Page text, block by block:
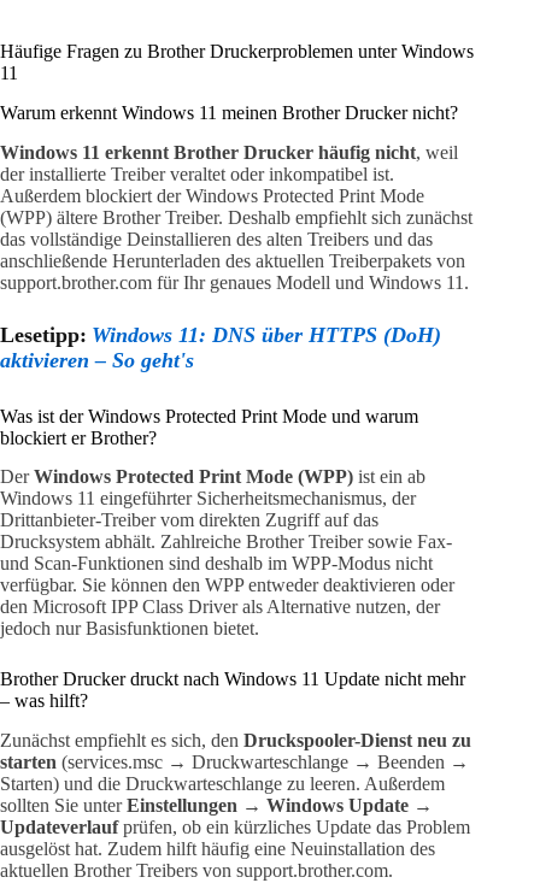
Häufige Fragen zu Brother Druckerproblemen unter Windows
11
Warum erkennt Windows 11 meinen Brother Drucker nicht?
Windows 11 erkennt Brother Drucker häufig nicht, weil
der installierte Treiber veraltet oder inkompatibel ist.
Außerdem blockiert der Windows Protected Print Mode
(WPP) ältere Brother Treiber. Deshalb empfiehlt sich zunächst
das vollständige Deinstallieren des alten Treibers und das
anschließende Herunterladen des aktuellen Treiberpakets von
support.brother.com für Ihr genaues Modell und Windows 11.
Lesetipp: Windows 11: DNS über HTTPS (DoH)
aktivieren – So geht's
Was ist der Windows Protected Print Mode und warum
blockiert er Brother?
DerWindows Protected Print Mode (WPP) ist ein ab
Windows 11 eingeführter Sicherheitsmechanismus, der
Drittanbieter-Treiber vom direkten Zugriff auf das
Drucksystem abhält. Zahlreiche Brother Treiber sowie Fax-
und Scan-Funktionen sind deshalb im WPP-Modus nicht
verfügbar. Sie können den WPP entweder deaktivieren oder
den Microsoft IPP Class Driver als Alternative nutzen, der
jedoch nur Basisfunktionen bietet.
Brother Drucker druckt nach Windows 11 Update nicht mehr
– was hilft?
Zunächst empfiehlt es sich, den Druckspooler-Dienst neu zu
starten (services.msc → Druckwarteschlange → Beenden →
Starten) und die Druckwarteschlange zu leeren. Außerdem
sollten Sie unterEinstellungen → Windows Update →
Updateverlaufprüfen, ob ein kürzliches Update das Problem
ausgelöst hat. Zudem hilft häufig eine Neuinstallation des
aktuellen Brother Treibers von support.brother.com.